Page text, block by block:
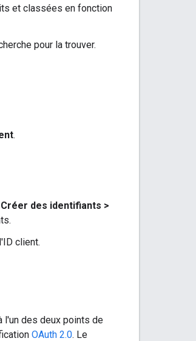
et classées en fonction
pour la trouver.
.
Créer des identifiants >
client.
l'un des deux points de
OAuth 2.0. Le